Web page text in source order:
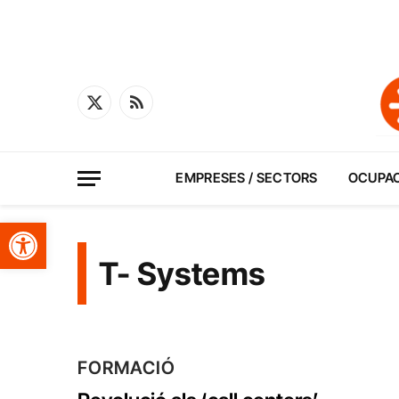
Obre la barra d'eines
X
RSS
EMPRESES / SECTORS
T- Systems
FORMACIÓ